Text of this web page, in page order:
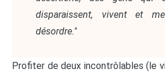
disparaissent, vivent et
désordre."
Profiter de deux incontrôlables (le